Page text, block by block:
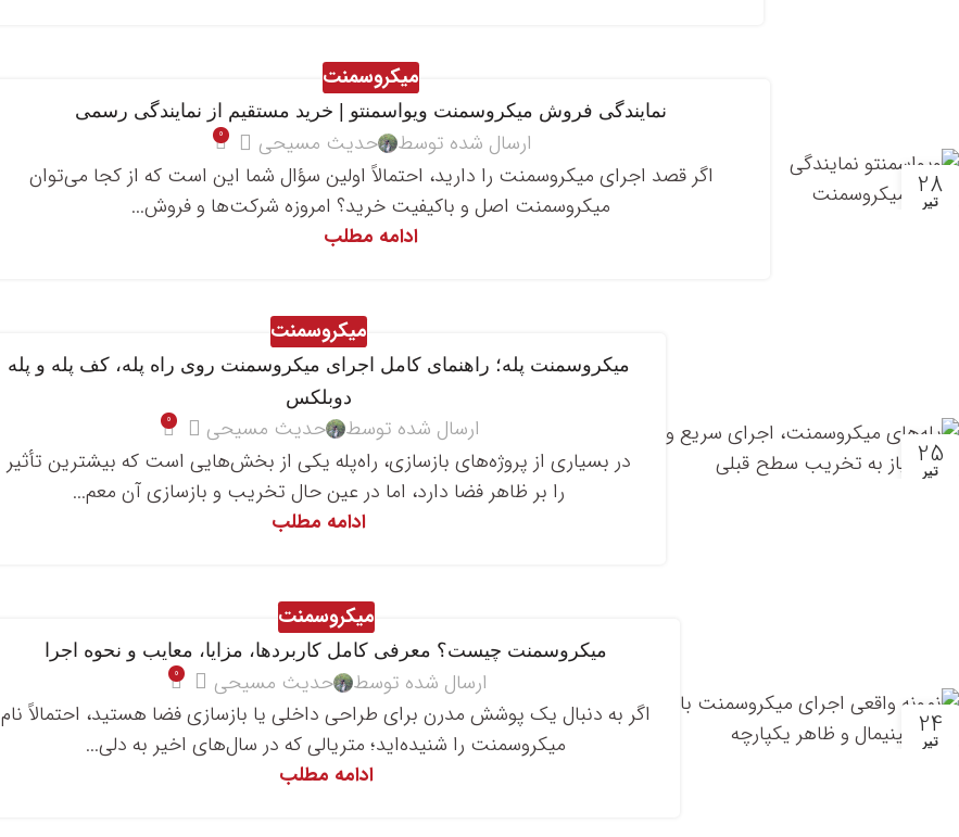
28
تیر
میکروسمنت
نمایندگی فروش میکروسمنت ویواسمنتو | خرید مستقیم از نمایندگی رسمی
ارسال شده توسط حدیث مسیحی 0
اگر قصد اجرای میکروسمنت را دارید، احتمالاً اولین سؤال شما این است که از کجا می‌توان
میکروسمنت اصل و باکیفیت خرید؟ امروزه شرکت‌ها و فروش...
ادامه مطلب
25
تیر
میکروسمنت
میکروسمنت پله؛ راهنمای کامل اجرای میکروسمنت روی راه پله، کف پله و پله
دوبلکس
ارسال شده توسط حدیث مسیحی 0
در بسیاری از پروژه‌های بازسازی، راه‌پله یکی از بخش‌هایی است که بیشترین تأثیر
را بر ظاهر فضا دارد، اما در عین حال تخریب و بازسازی آن معم...
ادامه مطلب
24
تیر
میکروسمنت
میکروسمنت چیست؟ معرفی کامل کاربردها، مزایا، معایب و نحوه اجرا
ارسال شده توسط حدیث مسیحی 0
اگر به دنبال یک پوشش مدرن برای طراحی داخلی یا بازسازی فضا هستید، احتمالاً نام
میکروسمنت را شنیده‌اید؛ متریالی که در سال‌های اخیر به دلی...
ادامه مطلب